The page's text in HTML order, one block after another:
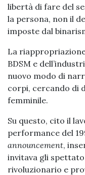
libertà di fare del
la persona, non il
imposte dal
La
BDSM e
nuovo modo di
corpi, cercando di
femminile.
Su questo, cito il
performance del
announcement,
invitava gli
rivoluzionario e